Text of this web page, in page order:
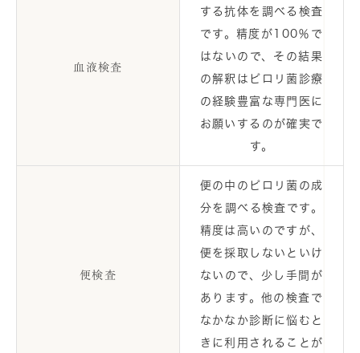
血液検査
する抗体を調べる検査
です。精度が100％で
はないので、その結果
の解釈はピロリ菌診療
の経験豊富な専門医に
お願いするのが確実で
す。
便検査
便の中のピロリ菌の成
分を調べる検査です。
精度は高いのですが、
便を採取しないといけ
ないので、少し手間が
あります。他の検査で
なかなか診断に悩むと
きに利用されることが